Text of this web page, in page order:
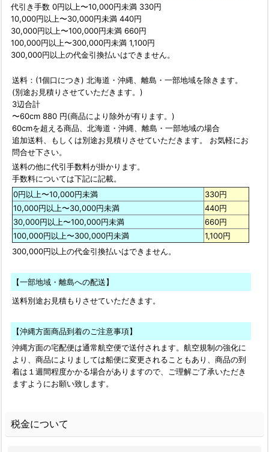
代引き手数 0円以上〜10,000円未満 330円
10,000円以上〜30,000円未満 440円
30,000円以上〜100,000円未満 660円
100,000円以上〜300,000円未満 1,100円
300,000円以上の代金引換払いはできません。
送料：(1個口につき) 北海道・沖縄、離島・一部地域を除きます。
(別途お見積りさせていただきます。)
3辺合計
〜60cm 880 円(商品により除外が有ります。)
60cmを超える商品、北海道・沖縄、離島・一部地域の場合
追加送料、もしくは別途お見積りさせていただきます。 お気軽にお
問合せ下さい。
送料の他に代引手数料が掛かります。
手数料については下記に記載。
0円以上〜10,000円未満
330円
10,000円以上〜30,000円未満
440円
30,000円以上〜100,000円未満
660円
100,000円以上〜300,000円未満
1,100円
300,000円以上の代金引換払いはできません。
【一部地域・離島への配送】
送料別途お見積もりさせていただきます。
【沖縄方面商品到着のご注意事項】
沖縄方面の宅配便は通常航空便で送付されます。航空規制の強化に
より、商品によりましては船便に変更されることもあり、商品の到
着は１週間程度かかる場合がありますので、ご理解ご了承いただき
ますようにお願い致します。
税金について